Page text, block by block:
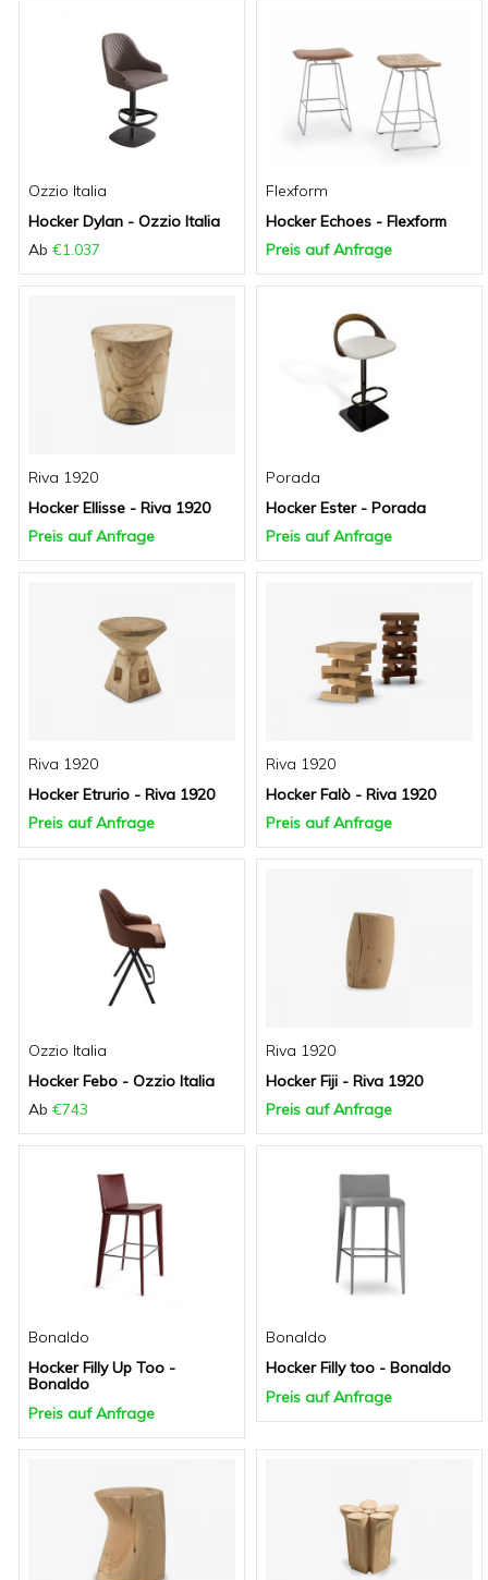
Ozzio Italia
Hocker Dylan - Ozzio Italia
Ab €1.037
Flexform
Hocker Echoes - Flexform
Preis auf Anfrage
Riva 1920
Hocker Ellisse - Riva 1920
Preis auf Anfrage
Porada
Hocker Ester - Porada
Preis auf Anfrage
Riva 1920
Hocker Etrurio - Riva 1920
Preis auf Anfrage
Riva 1920
Hocker Falò - Riva 1920
Preis auf Anfrage
Ozzio Italia
Hocker Febo - Ozzio Italia
Ab €743
Riva 1920
Hocker Fiji - Riva 1920
Preis auf Anfrage
Bonaldo
Hocker Filly Up Too -
Bonaldo
Preis auf Anfrage
Bonaldo
Hocker Filly too - Bonaldo
Preis auf Anfrage